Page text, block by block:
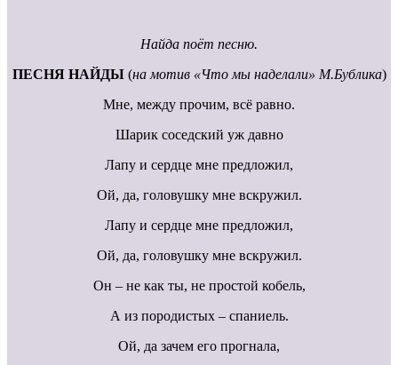
Найда поёт песню.
ПЕСНЯ НАЙДЫ(на мотив «Что мы наделали» М.Бублика)
Мне, между прочим, всё равно.
Шарик соседский уж давно
Лапу и сердце мне предложил,
Ой, да, головушку мне вскружил.
Лапу и сердце мне предложил,
Ой, да, головушку мне вскружил.
Он – не как ты, не простой кобель,
А из породистых – спаниель.
Ой, да зачем его прогнала,